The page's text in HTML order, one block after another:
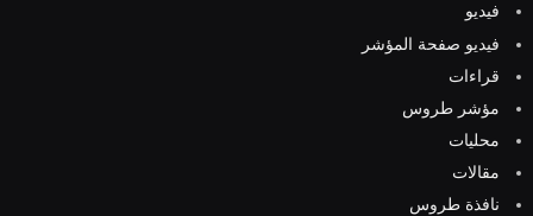
فيديو
فيديو صفحة المؤشر
قراءات
مؤشر طروس
محليات
مقالات
نافذة طروس